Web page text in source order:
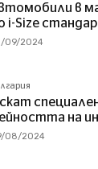
в
i-Size
09/2024
на
08/2024